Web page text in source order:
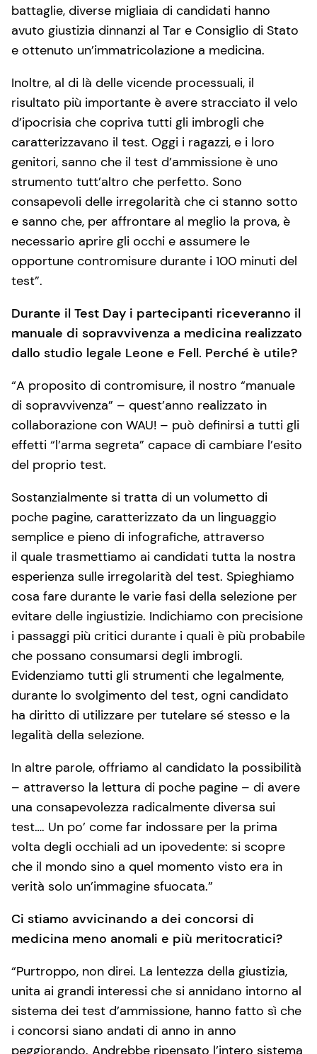
battaglie, diverse migliaia di candidati hanno
avuto giustizia dinnanzi al Tar e Consiglio di Stato
e ottenuto un’immatricolazione a medicina.
Inoltre, al di là delle vicende processuali, il
risultato più importante è avere stracciato il velo
d’ipocrisia che copriva tutti gli imbrogli che
caratterizzavano il test. Oggi i ragazzi, e i loro
genitori, sanno che il test d’ammissione è uno
strumento tutt’altro che perfetto. Sono
consapevoli delle irregolarità che ci stanno sotto
e sanno che, per affrontare al meglio la prova, è
necessario aprire gli occhi e assumere le
opportune contromisure durante i 100 minuti del
test”.
Durante il Test Day i partecipanti riceveranno il
manuale di sopravvivenza a medicina realizzato
dallo studio legale Leone e Fell. Perché è utile?
“A proposito di contromisure, il nostro “manuale
di sopravvivenza” – quest’anno realizzato in
collaborazione con WAU! – può definirsi a tutti gli
effetti “l’arma segreta” capace di cambiare l’esito
del proprio test.
Sostanzialmente si tratta di un volumetto di
poche pagine, caratterizzato da un linguaggio
semplice e pieno di infografiche, attraverso
il quale trasmettiamo ai candidati tutta la nostra
esperienza sulle irregolarità del test. Spieghiamo
cosa fare durante le varie fasi della selezione per
evitare delle ingiustizie. Indichiamo con precisione
i passaggi più critici durante i quali è più probabile
che possano consumarsi degli imbrogli.
Evidenziamo tutti gli strumenti che legalmente,
durante lo svolgimento del test, ogni candidato
ha diritto di utilizzare per tutelare sé stesso e la
legalità della selezione.
In altre parole, offriamo al candidato la possibilità
– attraverso la lettura di poche pagine – di avere
una consapevolezza radicalmente diversa sui
test…. Un po’ come far indossare per la prima
volta degli occhiali ad un ipovedente: si scopre
che il mondo sino a quel momento visto era in
verità solo un’immagine sfuocata.”
Ci stiamo avvicinando a dei concorsi di
medicina meno anomali e più meritocratici?
“Purtroppo, non direi. La lentezza della giustizia,
unita ai grandi interessi che si annidano intorno al
sistema dei test d’ammissione, hanno fatto sì che
i concorsi siano andati di anno in anno
peggiorando. Andrebbe ripensato l’intero sistema